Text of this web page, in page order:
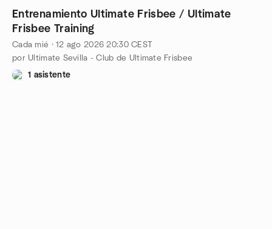
Entrenamiento Ultimate Frisbee / Ultimate
Frisbee Training
Cada mié ·12 ago 2026 20:30 CEST
por Ultimate Sevilla - Club de Ultimate Frisbee
1 asistente